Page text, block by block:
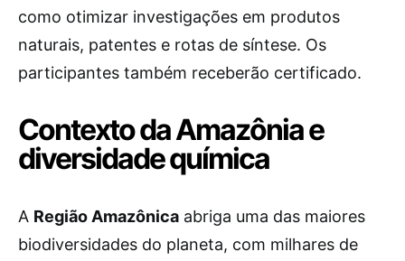
como otimizar investigações em produtos
naturais, patentes e rotas de síntese. Os
participantes também receberão certificado.
Contexto da Amazônia e
diversidade química
A Região Amazônica abriga uma das maiores
biodiversidades do planeta, com milhares de